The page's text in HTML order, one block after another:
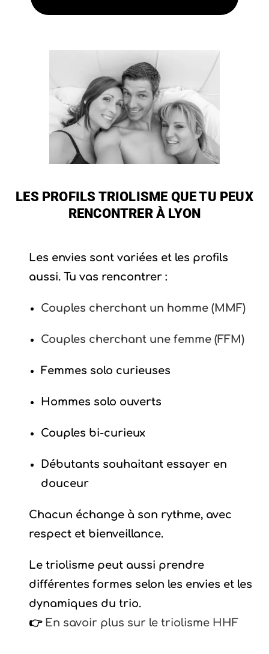
LES PROFILS TRIOLISME QUE TU PEUX
RENCONTRER À LYON
Les envies sont variées et les profils
aussi. Tu vas rencontrer :
Couples cherchant un homme (MMF)
Couples cherchant une femme (FFM)
Femmes solo curieuses
Hommes solo ouverts
Couples bi-curieux
Débutants souhaitant essayer en
douceur
Chacun échange à son rythme, avec
respect et bienveillance.
Le triolisme peut aussi prendre
différentes formes selon les envies et les
dynamiques du trio.
👉 En savoir plus sur le triolisme HHF